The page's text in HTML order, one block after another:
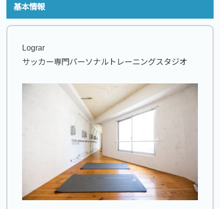
基本情報
Lograr
サッカー専門パーソナルトレーニングスタジオ